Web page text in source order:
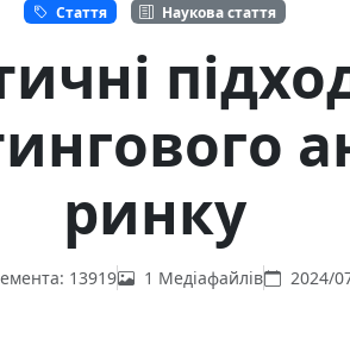
Стаття Наукова стаття
ринку
13919 1 Медіафайлів 2024/